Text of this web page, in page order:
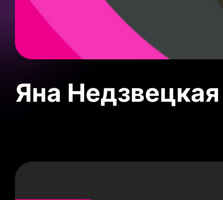
Яна Недзвецкая